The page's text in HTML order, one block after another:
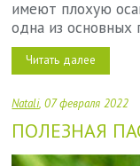
имеют плохую
одна из основных
Читать далее
Natali 07 февраля 2022
ПОЛЕЗНАЯ